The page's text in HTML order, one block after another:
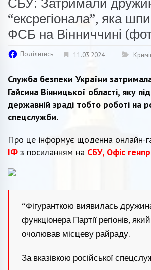
“ексрегіонала”, яка
ФСБ на Вінниччині
Поділитись 11.03.2024
Служба безпеки України
Гайсина Вінницької області, яку
державній зраді тобто роботі на
спецслужби.
Про це інформує щоденна онлайн-
ІФ з посиланням на СБУ, Офіс
“Фігуранткою виявилась
функціонера Партії регіонів,
очолював місцеву райраду.
За вказівкою російської